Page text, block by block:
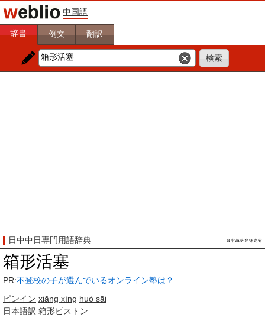
中国語
辞書 例文 翻訳
日中中日専門用語辞典
箱形活塞
PR:不登校の子が選んでいるオンライン塾は？
ピンイン xiāng xíng huó sāi
日本語訳 箱形ピストン